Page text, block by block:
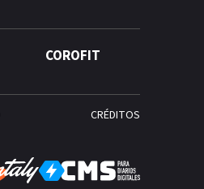
COROFIT
CRÉDITOS